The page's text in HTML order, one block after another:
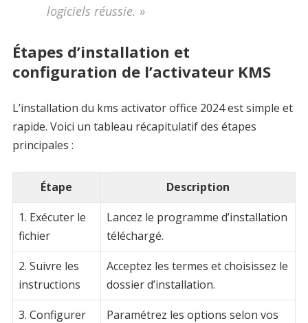
logiciels réussie. »
Étapes d’installation et
configuration de l’activateur KMS
L’installation du kms activator office 2024 est simple et
rapide. Voici un tableau récapitulatif des étapes
principales :
Étape
Description
1. Exécuter le
fichier
Lancez le programme d’installation
téléchargé.
2. Suivre les
instructions
Acceptez les termes et choisissez le
dossier d’installation.
3. Configurer
Paramétrez les options selon vos